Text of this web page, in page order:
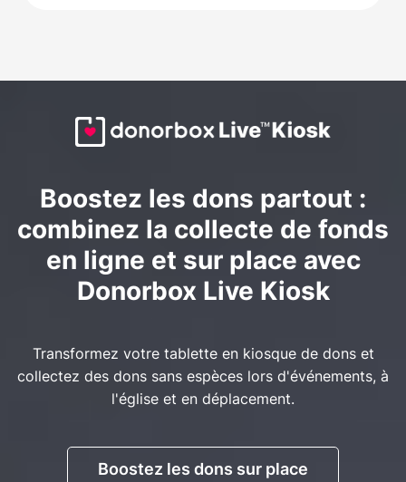
Boostez les dons partout :
combinez la collecte de fonds
en ligne et sur place avec
Donorbox Live Kiosk
Transformez votre tablette en kiosque de dons et
collectez des dons sans espèces lors d'événements, à
l'église et en déplacement.
Boostez les dons sur place